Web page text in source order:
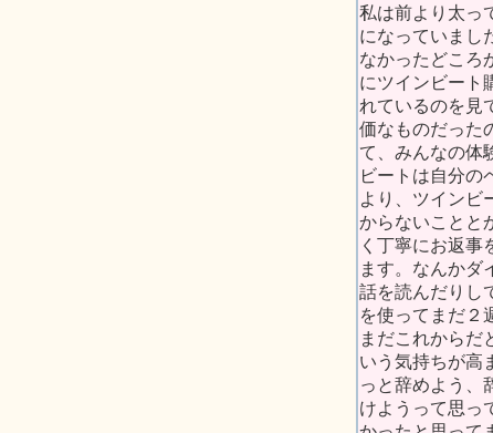
私は前より太っ
になっていまし
なかったどころ
にツインビート
れているのを見
価なものだった
て、みんなの体
ビートは自分の
より、ツインビ
からないことと
く丁寧にお返事
ます。なんかダ
話を読んだりし
を使ってまだ２
まだこれからだ
いう気持ちが高
っと辞めよう、
けようって思っ